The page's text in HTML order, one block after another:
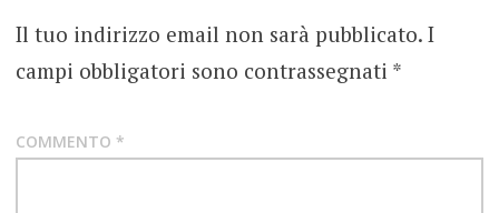
Il tuo indirizzo email non sarà pubblicato. I
campi obbligatori sono contrassegnati *
COMMENTO *